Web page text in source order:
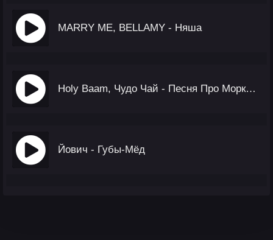
MARRY ME, BELLAMY - Няша
Holy Baam, Чудо Чай - Песня Про Морковь
Йович - Губы-Мёд